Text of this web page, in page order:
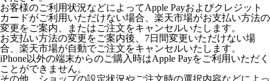
お客様のご利用状況などによってApple Payおよびクレジット
カードがご利用いただけない場合、楽天市場がお支払い方法の
変更をご案内、またはご注文をキャンセルいたします。
お支払い方法の変更をご案内後、7日間変更いただけない場
合、楽天市場が自動でご注文をキャンセルいたします。
iPhone以外の端末からのご購入時はApple Payをご利用いただく
ことができません。
その他、ショップの設定状況やご注文時の選択内容などによっ